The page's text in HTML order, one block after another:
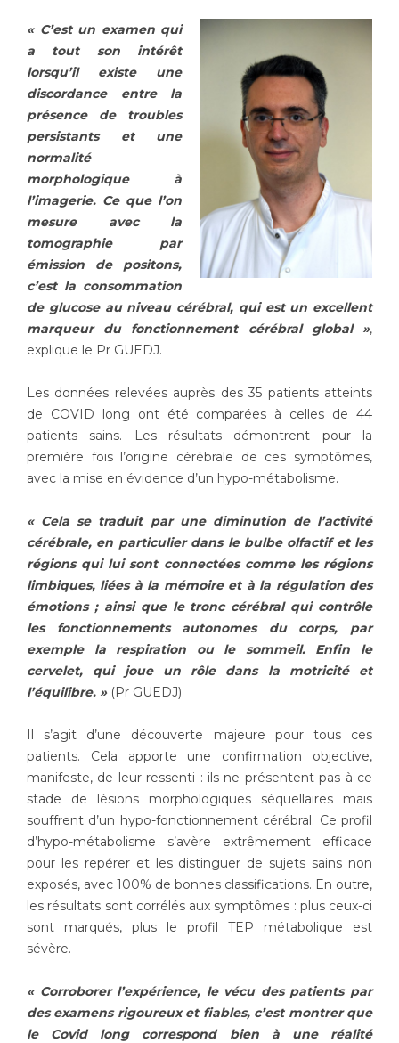
Maternité Hôpital Nord
Vos représentants
La Commission Des Usagers (CDU)
Les Comités Locaux des Usagers
Le projet des usagers
Qualité
Nos indicateurs qualité et de sécurité des soins
Protection des données
Les recherches en santé à l’AP-HM
Lieu de santé sans tabac
Presse / Multimédia
Communiqués de presse
Dossiers de presse
Médiathèque
Fournisseurs
Rôles et missions
Liste des marchés conclus
Documents utiles
« C’est un examen qui
a tout son intérêt
lorsqu’il existe une
discordance entre la
présence de troubles
persistants et une
normalité
morphologique à
l’imagerie. Ce que l’on
mesure avec la
tomographie par
émission de positons,
c’est la consommation
de glucose au niveau cérébral, qui est un excellent
marqueur du fonctionnement cérébral global »,
explique le Pr GUEDJ.
Les données relevées auprès des 35 patients atteints
de COVID long ont été comparées à celles de 44
patients sains. Les résultats démontrent pour la
première fois l’origine cérébrale de ces symptômes,
avec la mise en évidence d’un hypo-métabolisme.
« Cela se traduit par une diminution de l’activité
cérébrale, en particulier dans le bulbe olfactif et les
régions qui lui sont connectées comme les régions
limbiques, liées à la mémoire et à la régulation des
émotions ; ainsi que le tronc cérébral qui contrôle
les fonctionnements autonomes du corps, par
exemple la respiration ou le sommeil. Enfin le
cervelet, qui joue un rôle dans la motricité et
l’équilibre. » (Pr GUEDJ)
Il s’agit d’une découverte majeure pour tous ces
patients. Cela apporte une confirmation objective,
manifeste, de leur ressenti : ils ne présentent pas à ce
stade de lésions morphologiques séquellaires mais
souffrent d’un hypo-fonctionnement cérébral. Ce profil
d’hypo-métabolisme s’avère extrêmement efficace
pour les repérer et les distinguer de sujets sains non
exposés, avec 100% de bonnes classifications. En outre,
les résultats sont corrélés aux symptômes : plus ceux-ci
sont marqués, plus le profil TEP métabolique est
sévère.
« Corroborer l’expérience, le vécu des patients par
des examens rigoureux et fiables, c’est montrer que
le Covid long correspond bien à une réalité